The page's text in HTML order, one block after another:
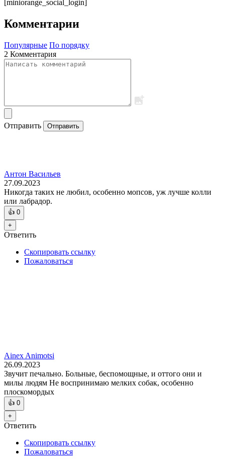
[miniorange_social_login]
Комментарии
Популярные По порядку
2 Комментария
Отправить Отправить
Антон Васильев
27.09.2023
Никогда таких не любил, особенно мопсов, уж лучше колли
или лабрадор.
👍 0
+
Ответить
Скопировать ссылку
Пожаловаться
Ainex Animotsi
26.09.2023
Звучит печально. Больные, беспомощные, и оттого они и
милы людям Не воспринимаю мелких собак, особенно
плоскомордых
👍 0
+
Ответить
Скопировать ссылку
Пожаловаться